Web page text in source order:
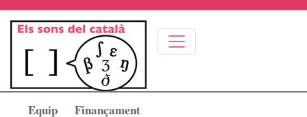
Vés al contingut
Equip Finançament